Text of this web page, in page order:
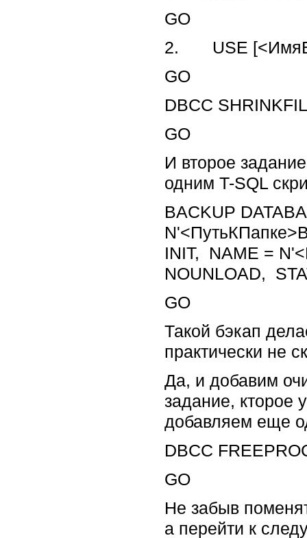
GO
2. USE
GO
DBCC
GO
И второе
одним T-SQL
BACKUP
INIT, NAME =
NOUNLOAD,
GO
Такой бэкап
практически не
Да, и добавим
задание, кторое
добавляем еще
DBCC
GO
Не забыв
а перейти к